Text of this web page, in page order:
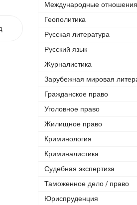
Международные отношения
Геополитика
Русская литература
Русский язык
Журналистика
Зарубежная мировая
Гражданское право
Уголовное право
Жилищное право
Криминология
Криминалистика
Судебная экспертиза
Таможенное дело / право
Юриспруденция